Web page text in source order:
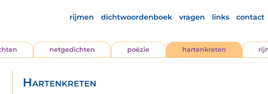
rijmen dichtwoordenboek vragen links contact
netgedichten poëzie hartenkreten
Hartenkreten